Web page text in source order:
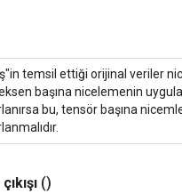
temsil ettiği orijinal veriler
başına nicelemenin
bu, tensör başına
çıkışı ()